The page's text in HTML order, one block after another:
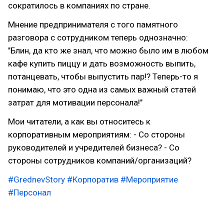
сократилось в компаниях по стране.
Мнение предпринимателя с того памятного
разговора с сотрудником теперь однозначно:
"Блин, да кто же знал, что можно было им в любом
кафе купить пиццу и дать возможность выпить,
потанцевать, чтобы выпустить пар!? Теперь-то я
понимаю, что это одна из самых важный статей
затрат для мотивации персонала!"
Мои читатели, а как вы относитесь к
корпоративным мероприятиям: - Со стороны
руководителей и учредителей бизнеса? - Со
стороны сотрудников компаний/организаций?
#GrednevStory #Корпоратив #Мероприятие
#Персонал